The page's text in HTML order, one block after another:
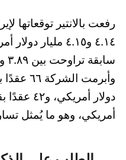
٤.١٤ و٤.١٥ مليار
أمريكي، وهو ما يُمثل